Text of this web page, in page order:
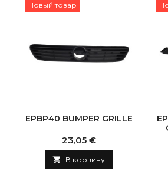
Новый товар
EPBP40 BUMPER GRILLE
Цена
23,05 €
 В корзину